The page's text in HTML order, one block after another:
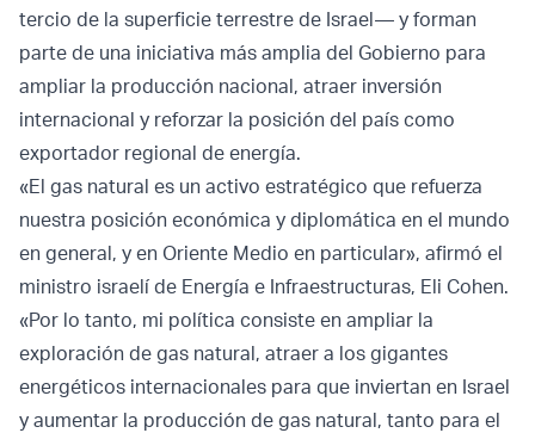
tercio de la superficie terrestre de Israel— y forman
parte de una iniciativa más amplia del Gobierno para
ampliar la producción nacional, atraer inversión
internacional y reforzar la posición del país como
exportador regional de energía.
«El gas natural es un activo estratégico que refuerza
nuestra posición económica y diplomática en el mundo
en general, y en Oriente Medio en particular», afirmó el
ministro israelí de Energía e Infraestructuras, Eli Cohen.
«Por lo tanto, mi política consiste en ampliar la
exploración de gas natural, atraer a los gigantes
energéticos internacionales para que inviertan en Israel
y aumentar la producción de gas natural, tanto para el